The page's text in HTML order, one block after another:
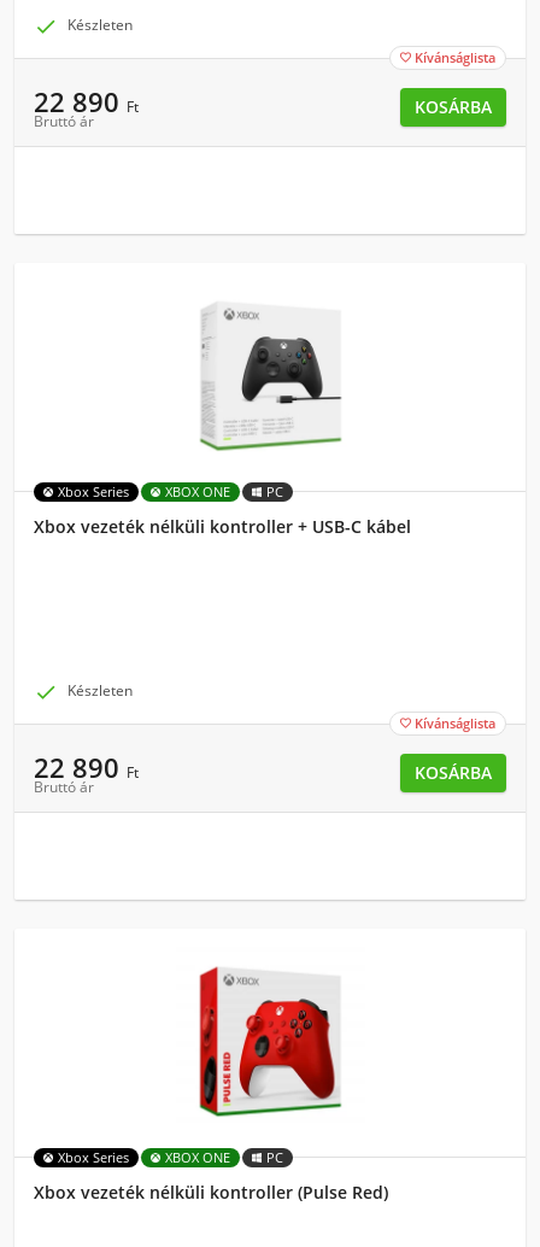
 Készleten
 Kívánságlista
22 890 Ft
Bruttó ár
KOSÁRBA
Xbox Series XBOX ONE PC
Xbox vezeték nélküli kontroller + USB-C kábel
 Készleten
 Kívánságlista
22 890 Ft
Bruttó ár
KOSÁRBA
Xbox Series XBOX ONE PC
Xbox vezeték nélküli kontroller (Pulse Red)